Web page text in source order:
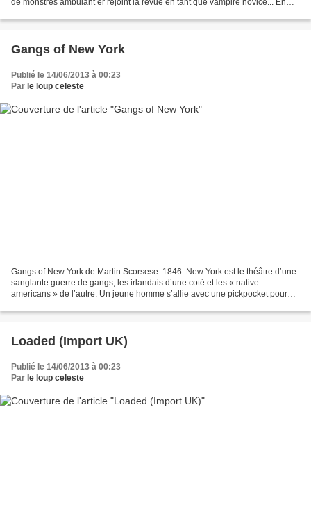
Gangs of New York
Publié le 14/06/2013 à 00:23
Par le loup celeste
Gangs of New York de Martin Scorsese: 1846. New York est le théâtre d’une
sanglante guerre de gangs, les irlandais d’une coté et les « native
americans » de l’autre. Un jeune homme s’allie avec une pickpocket pour
Loaded (Import UK)
Publié le 14/06/2013 à 00:23
Par le loup celeste